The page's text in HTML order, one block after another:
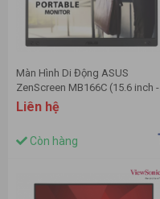
Màn Hình Di Động ASUS
ZenScreen MB166C (15.6 inch -
IPS - FHD - 60Hz - 5ms)
Liên hệ
Còn hàng